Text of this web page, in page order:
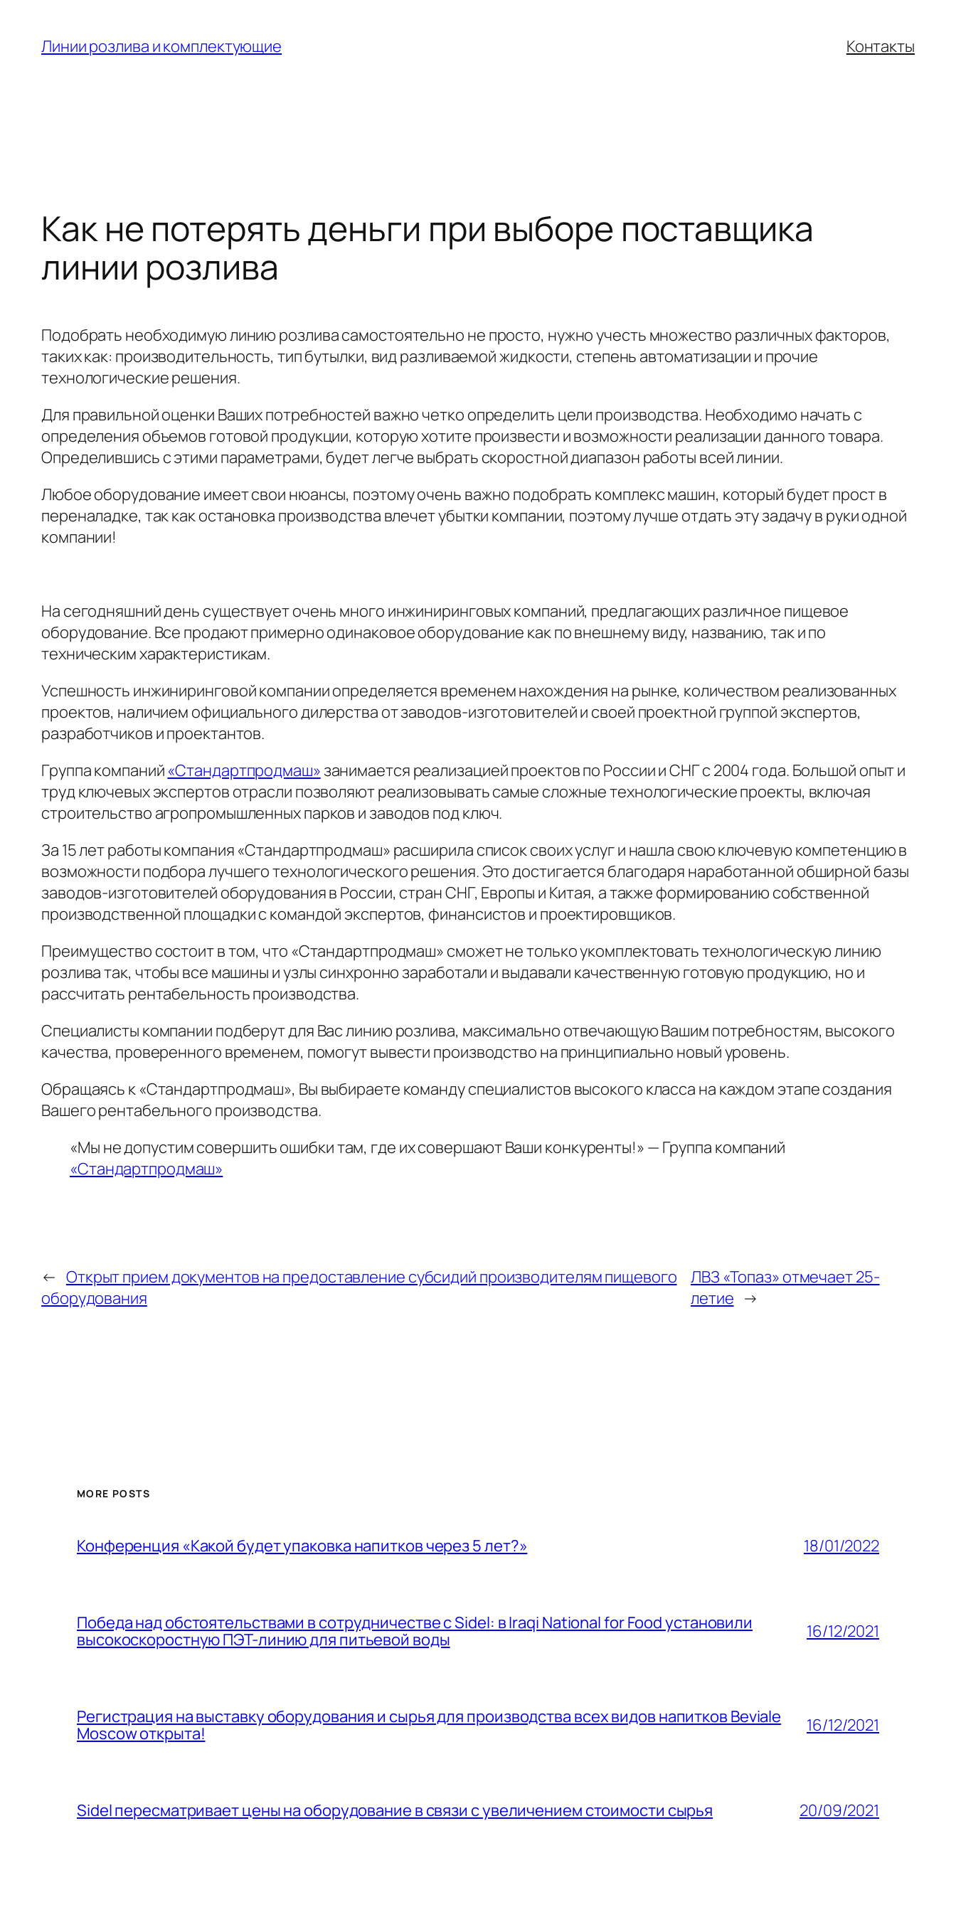
content
Линии розлива и комплектующие Контакты
Как не потерять деньги при выборе поставщика
линии розлива
Подобрать необходимую линию розлива самостоятельно не просто, нужно учесть множество различных факторов,
таких как: производительность, тип бутылки, вид разливаемой жидкости, степень автоматизации и прочие
технологические решения.
Для правильной оценки Ваших потребностей важно четко определить цели производства. Необходимо начать с
определения объемов готовой продукции, которую хотите произвести и возможности реализации данного товара.
Определившись с этими параметрами, будет легче выбрать скоростной диапазон работы всей линии.
Любое оборудование имеет свои нюансы, поэтому очень важно подобрать комплекс машин, который будет прост в
переналадке, так как остановка производства влечет убытки компании, поэтому лучше отдать эту задачу в руки одной
компании!
На сегодняшний день существует очень много инжиниринговых компаний, предлагающих различное пищевое
оборудование. Все продают примерно одинаковое оборудование как по внешнему виду, названию, так и по
техническим характеристикам.
Успешность инжиниринговой компании определяется временем нахождения на рынке, количеством реализованных
проектов, наличием официального дилерства от заводов-изготовителей и своей проектной группой экспертов,
разработчиков и проектантов.
Группа компаний «Стандартпродмаш»занимается реализацией проектов по России и СНГ с 2004 года. Большой опыт и
труд ключевых экспертов отрасли позволяют реализовывать самые сложные технологические проекты, включая
строительство агропромышленных парков и заводов под ключ.
За 15 лет работы компания «Стандартпродмаш» расширила список своих услуг и нашла свою ключевую компетенцию в
возможности подбора лучшего технологического решения. Это достигается благодаря наработанной обширной базы
заводов-изготовителей оборудования в России, стран СНГ, Европы и Китая, а также формированию собственной
производственной площадки с командой экспертов, финансистов и проектировщиков.
Преимущество состоит в том, что «Стандартпродмаш» сможет не только укомплектовать технологическую линию
розлива так, чтобы все машины и узлы синхронно заработали и выдавали качественную готовую продукцию, но и
рассчитать рентабельность производства.
Специалисты компании подберут для Вас линию розлива, максимально отвечающую Вашим потребностям, высокого
качества, проверенного временем, помогут вывести производство на принципиально новый уровень.
Обращаясь к «Стандартпродмаш», Вы выбираете команду специалистов высокого класса на каждом этапе создания
Вашего рентабельного производства.
«Мы не допустим совершить ошибки там, где их совершают Ваши конкуренты!» — Группа компаний
«Стандартпродмаш»
← Открыт прием документов на предоставление субсидий производителям пищевого
оборудования
ЛВЗ «Топаз» отмечает 25-
летие →
MORE POSTS
Конференция «Какой будет упаковка напитков через 5 лет?» 18/01/2022
Победа над обстоятельствами в сотрудничестве с Sidel: в Iraqi National for Food установили
высокоскоростную ПЭТ-линию для питьевой воды
16/12/2021
Регистрация на выставку оборудования и сырья для производства всех видов напитков Beviale
Moscow открыта!
16/12/2021
Sidel пересматривает цены на оборудование в связи с увеличением стоимости сырья 20/09/2021